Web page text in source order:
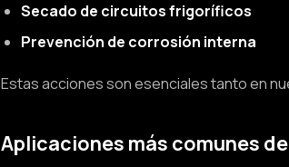
Secado de circuitos frigoríficos
Prevención de corrosión interna
Estas acciones son esenciales tanto en
Aplicaciones más comunes